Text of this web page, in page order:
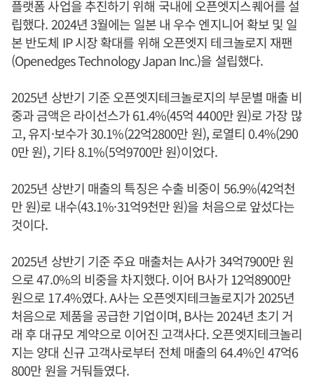
플랫폼 사업을 추진하기 위해 국내에 오픈엣지스퀘어를 설
립했다. 2024년 3월에는 일본 내 우수 엔지니어 확보 및 일
본 반도체 IP 시장 확대를 위해 오픈엣지 테크놀로지 재팬
(Openedges Technology Japan Inc.)을 설립했다.
2025년 상반기 기준 오픈엣지테크놀로지의 부문별 매출 비
중과 금액은 라이선스가 61.4%(45억 4400만 원)로 가장 많
고, 유지·보수가 30.1%(22억2800만 원), 로열티 0.4%(290
0만 원), 기타 8.1%(5억9700만 원)이었다.
2025년 상반기 매출의 특징은 수출 비중이 56.9%(42억천
만 원)로 내수(43.1%·31억9천만 원)을 처음으로 앞섰다는
것이다.
2025년 상반기 기준 주요 매출처는 A사가 34억7900만 원
으로 47.0%의 비중을 차지했다. 이어 B사가 12억8900만
원으로 17.4%였다. A사는 오픈엣지테크놀로지가 2025년
처음으로 제품을 공급한 기업이며, B사는 2024년 초기 거
래 후 대규모 계약으로 이어진 고객사다. 오픈엣지테크놀리
지는 양대 신규 고객사로부터 전체 매출의 64.4%인 47억6
800만 원을 거둬들였다.